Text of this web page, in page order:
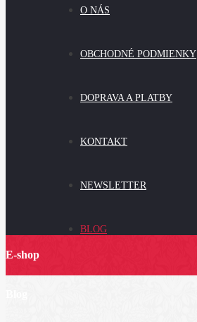
O NÁS
OBCHODNÉ PODMIENKY
DOPRAVA A PLATBY
KONTAKT
NEWSLETTER
BLOG
E-shop